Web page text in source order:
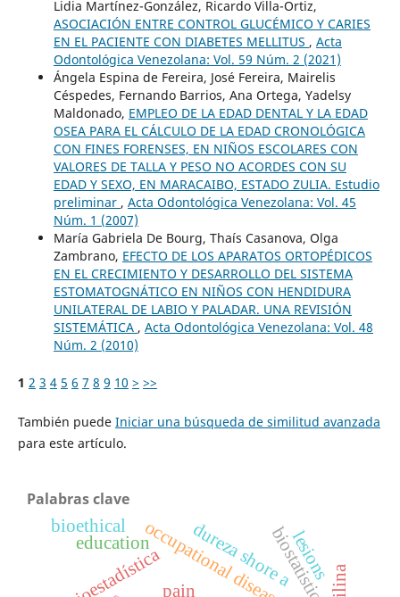
Lidia Martínez-González, Ricardo Villa-Ortiz,
ASOCIACIÓN ENTRE CONTROL GLUCÉMICO Y CARIES
EN EL PACIENTE CON DIABETES MELLITUS , Acta
Odontológica Venezolana: Vol. 59 Núm. 2 (2021)
Ángela Espina de Fereira, José Fereira, Mairelis
Céspedes, Fernando Barrios, Ana Ortega, Yadelsy
Maldonado, EMPLEO DE LA EDAD DENTAL Y LA EDAD
OSEA PARA EL CÁLCULO DE LA EDAD CRONOLÓGICA
CON FINES FORENSES, EN NIÑOS ESCOLARES CON
VALORES DE TALLA Y PESO NO ACORDES CON SU
EDAD Y SEXO, EN MARACAIBO, ESTADO ZULIA. Estudio
preliminar , Acta Odontológica Venezolana: Vol. 45
Núm. 1 (2007)
María Gabriela De Bourg, Thaís Casanova, Olga
Zambrano, EFECTO DE LOS APARATOS ORTOPÉDICOS
EN EL CRECIMIENTO Y DESARROLLO DEL SISTEMA
ESTOMATOGNÁTICO EN NIÑOS CON HENDIDURA
UNILATERAL DE LABIO Y PALADAR. UNA REVISIÓN
SISTEMÁTICA , Acta Odontológica Venezolana: Vol. 48
Núm. 2 (2010)
1 2 3 4 5 6 7 8 9 10 > >>
También puede Iniciar una búsqueda de similitud avanzada
para este artículo.
Palabras clave
occupational diseases
pain
bioestadística biostatistics
education dureza shore alesions
bioethical